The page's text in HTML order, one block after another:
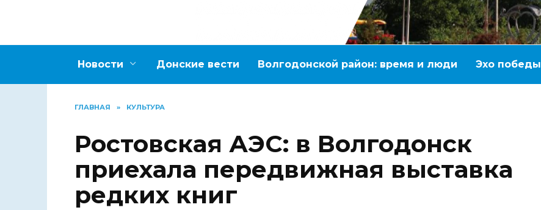
Новости Донские вести Волгодонской район: время и люди Эхо победы
ГЛАВНАЯ » КУЛЬТУРА
Ростовская АЭС: в Волгодонск
приехала передвижная выставка
редких книг